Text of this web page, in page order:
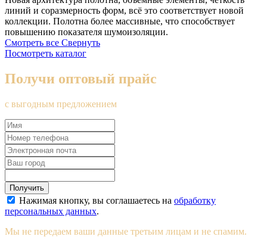
линий и соразмерность форм, всё это соответствует новой
коллекции. Полотна более массивные, что способствует
повышению показателя шумоизоляции.
Смотреть все Свернуть
Посмотреть каталог
Получи оптовый прайс
с выгодным предложением
Получить
Нажимая кнопку, вы соглашаетесь на обработку
персональных данных.
Мы не передаем ваши данные третьим лицам и не спамим.